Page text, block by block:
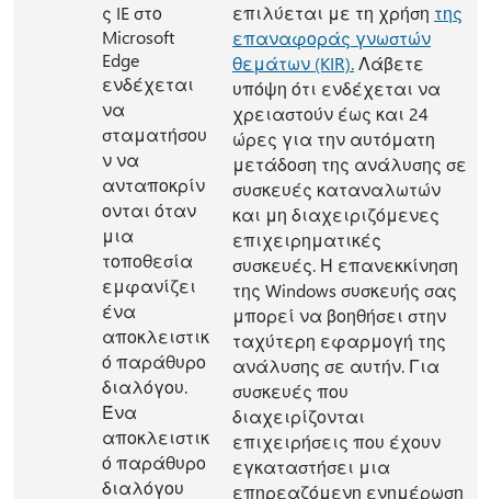
ς IE στο
Microsoft
Edge
ενδέχεται
να
σταματήσου
ν να
ανταποκρίν
ονται όταν
μια
τοποθεσία
εμφανίζει
ένα
αποκλειστικ
ό παράθυρο
διαλόγου.
Ένα
αποκλειστικ
ό παράθυρο
διαλόγου
επιλύεται με τη χρήση της
επαναφοράς γνωστών
θεμάτων (KIR).Λάβετε
υπόψη ότι ενδέχεται να
χρειαστούν έως και 24
ώρες για την αυτόματη
μετάδοση της ανάλυσης σε
συσκευές καταναλωτών
και μη διαχειριζόμενες
επιχειρηματικές
συσκευές. Η επανεκκίνηση
της Windows συσκευής σας
μπορεί να βοηθήσει στην
ταχύτερη εφαρμογή της
ανάλυσης σε αυτήν. Για
συσκευές που
διαχειρίζονται
επιχειρήσεις που έχουν
εγκαταστήσει μια
επηρεαζόμενη ενημέρωση